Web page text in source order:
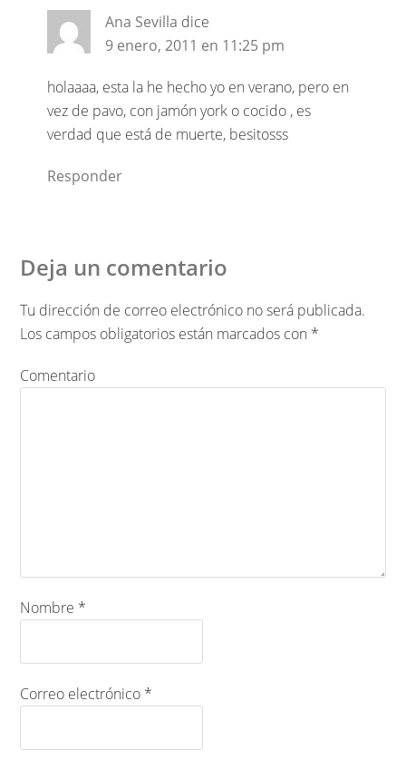
Ana Sevilla dice
9 enero, 2011 en 11:25 pm
holaaaa, esta la he hecho yo en verano, pero en
vez de pavo, con jamón york o cocido , es
verdad que está de muerte, besitosss
Responder
Deja un comentario
Tu dirección de correo electrónico no será publicada.
Los campos obligatorios están marcados con *
Comentario
Nombre *
Correo electrónico *